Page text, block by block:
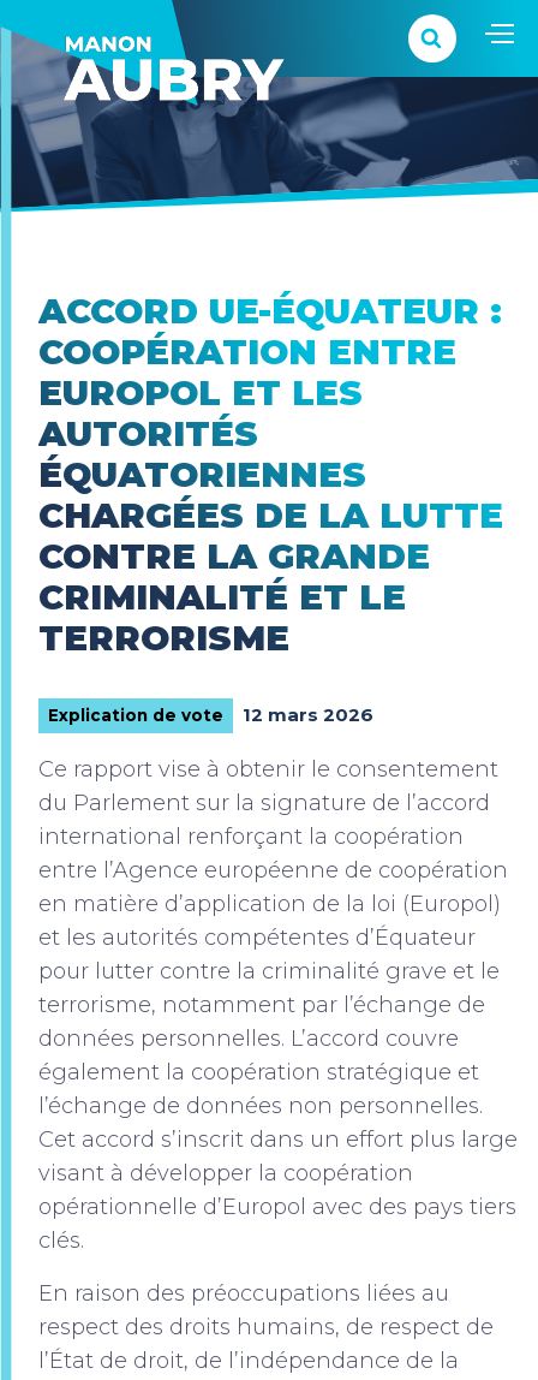
ACCORD UE-ÉQUATEUR :
COOPÉRATION ENTRE
EUROPOL ET LES
AUTORITÉS
ÉQUATORIENNES
CHARGÉES DE LA LUTTE
CONTRE LA GRANDE
CRIMINALITÉ ET LE
TERRORISME
Explication de vote 12 mars 2026
Ce rapport vise à obtenir le consentement
du Parlement sur la signature de l’accord
international renforçant la coopération
entre l’Agence européenne de coopération
en matière d’application de la loi (Europol)
et les autorités compétentes d’Équateur
pour lutter contre la criminalité grave et le
terrorisme, notamment par l’échange de
données personnelles. L’accord couvre
également la coopération stratégique et
l’échange de données non personnelles.
Cet accord s’inscrit dans un effort plus large
visant à développer la coopération
opérationnelle d’Europol avec des pays tiers
clés.
En raison des préoccupations liées au
respect des droits humains, de respect de
l’État de droit, de l’indépendance de la